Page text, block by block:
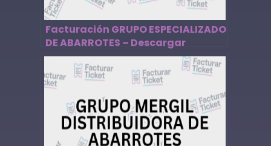
Facturación GRUPO ESPECIALIZADO
DE ABARROTES – Descargar
Factura